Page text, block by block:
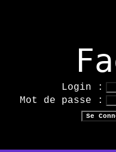
Login :
Mot de passe :